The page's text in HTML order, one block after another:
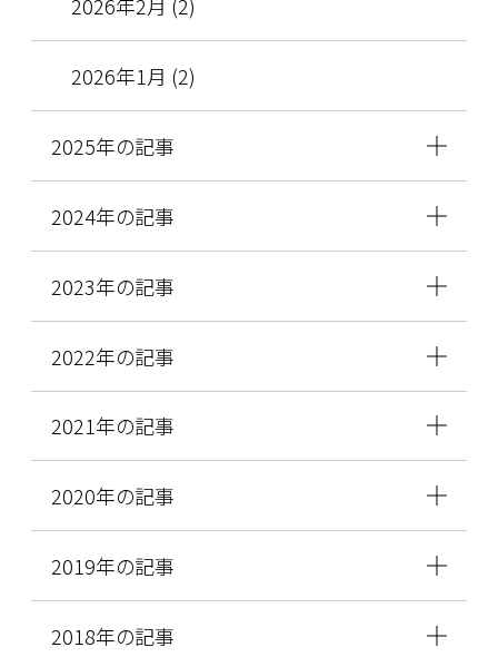
2026年1月 (2)
2025年の記事
2024年の記事
2023年の記事
2022年の記事
2021年の記事
2020年の記事
2019年の記事
2018年の記事